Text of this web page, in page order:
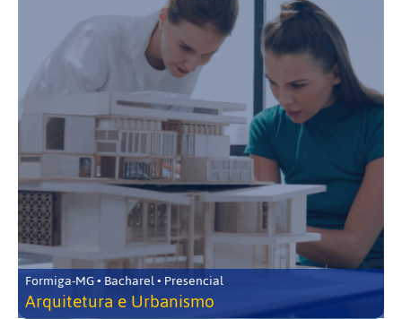
Formiga-MG • Bacharel • Presencial
Arquitetura e Urbanismo